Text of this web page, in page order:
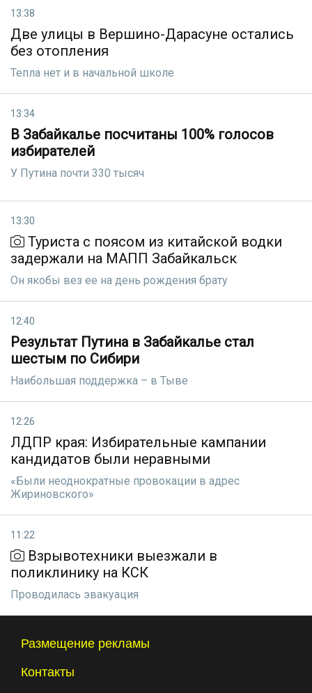
13:38
Две улицы в Вершино-Дарасуне остались
без отопления
Тепла нет и в начальной школе
13:34
В Забайкалье посчитаны 100% голосов
избирателей
У Путина почти 330 тысяч
13:30
Туриста с поясом из китайской водки
задержали на МАПП Забайкальск
Он якобы вез ее на день рождения брату
12:40
Результат Путина в Забайкалье стал
шестым по Сибири
Наибольшая поддержка – в Тыве
12:26
ЛДПР края: Избирательные кампании
кандидатов были неравными
«Были неоднократные провокации в адрес
Жириновского»
11:22
Взрывотехники выезжали в
поликлинику на КСК
Проводилась эвакуация
Размещение рекламы
Контакты